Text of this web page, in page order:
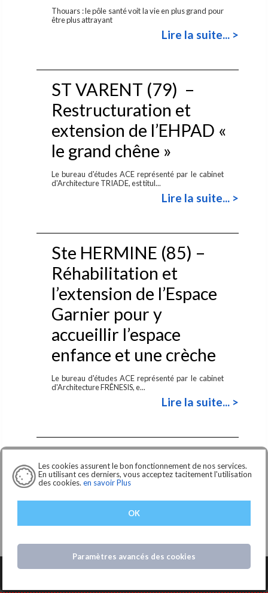
Les cookies assurent le bon fonctionnement de nos services.
En utilisant ces derniers, vous acceptez tacitement l'utilisation
des cookies. en savoir Plus
OK
Paramètres avancés des cookies
Thouars : le pôle santé voit la vie en plus grand pour
être plus attrayant
Lire la suite... >
ST VARENT (79) –
Restructuration et
extension de l’EHPAD «
le grand chêne »
Le bureau d'études ACE représenté par le cabinet
d'Architecture TRIADE, est titul...
Lire la suite... >
Ste HERMINE (85) –
Réhabilitation et
l’extension de l’Espace
Garnier pour y
accueillir l’espace
enfance et une crèche
Le bureau d'études ACE représenté par le cabinet
d'Architecture FRÊNESIS, e...
Lire la suite... >
LOUROUX-
BECONNAIS (49)
Travaux de rénovation
énergétique et
élémentaire René